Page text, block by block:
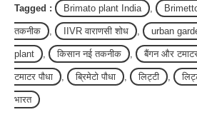
Tagged : Brimato plant India
तकनीक IIVR वाराणसी शोध urban
plant किसान नई तकनीक बैंगन और
टमाटर पौधा ब्रिमेटो पौधा लिट्टी
भारत